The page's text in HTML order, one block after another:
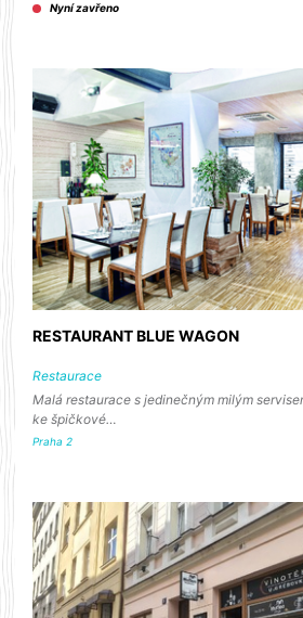
Nyní zavřeno
RESTAURANT BLUE WAGON
Restaurace
Malá restaurace s jedinečným milým
ke špičkové…
Praha 2